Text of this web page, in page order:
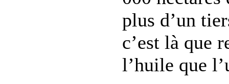
plus d’un
c’est là que
l’huile que